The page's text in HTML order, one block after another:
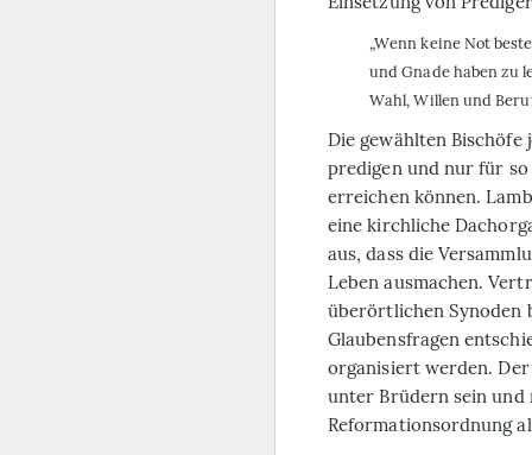
„Wenn keine Not
und Gnade haben zu
Wahl, Willen und
Die gewählten
predigen und nur für so
erreichen können.
eine kirchliche
aus, dass die
Leben ausmachen.
überörtlichen Synoden
Glaubensfragen
organisiert werden.
unter Brüdern sein
Reformationsordnung